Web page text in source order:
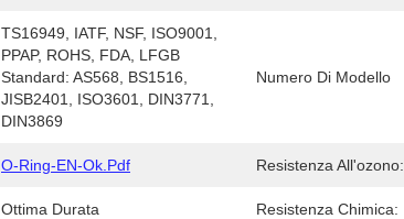
TS16949, IATF, NSF, ISO9001,
PPAP, ROHS, FDA, LFGB
Standard: AS568, BS1516,
JISB2401, ISO3601, DIN3771,
DIN3869
Numero Di Modello
O-Ring-EN-Ok.pdf Resistenza All'ozono:
Ottima Durata Resistenza Chimica: